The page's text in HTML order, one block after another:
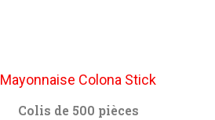
Mayonnaise Colona Stick
Colis de 500 pièces